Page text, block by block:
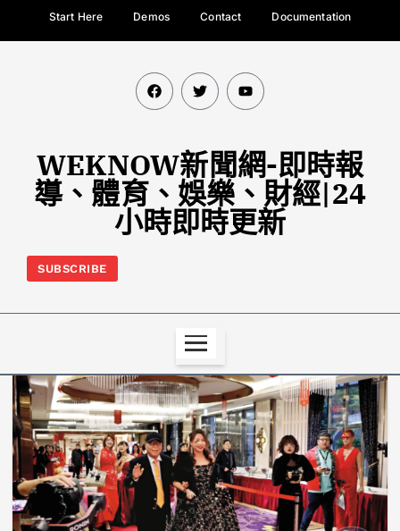
Start Here Demos Contact Documentation
WEKNOW新聞網-即時報
導、體育、娛樂、財經|24
小時即時更新
SUBSCRIBE